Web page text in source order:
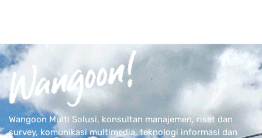
Wangoon Multi Solusi, konsultan manajemen, riset dan
survey, komunikasi multimedia, teknologi informasi dan